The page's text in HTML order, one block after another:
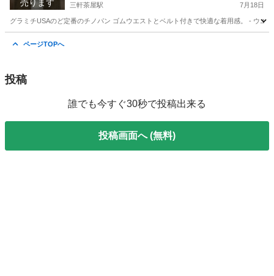
売ります 三軒茶屋駅 7月18日
グラミチUSAのど定番のチノパン ゴムウエストとベルト付きで快適な着用感。 - ウ
ページTOPへ
投稿
誰でも今すぐ30秒で投稿出来る
投稿画面へ (無料)